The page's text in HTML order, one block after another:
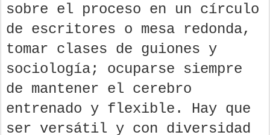
sobre el proceso en un círculo
de escritores o mesa redonda,
tomar clases de guiones y
sociología; ocuparse siempre
de mantener el cerebro
entrenado y flexible. Hay que
ser versátil y con diversidad